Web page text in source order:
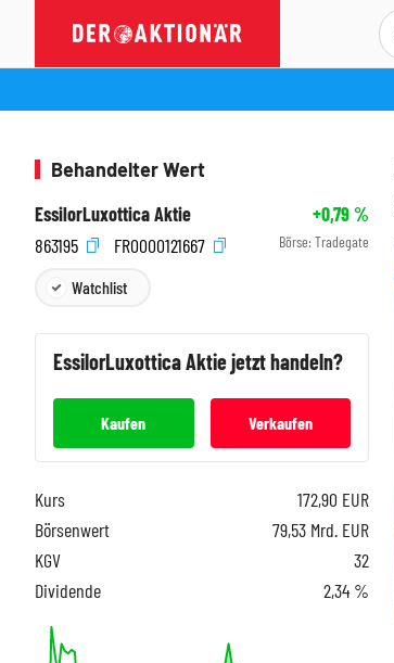
Behandelter Wert
EssilorLuxottica Aktie
+0,79%
863195
FR0000121667 Börse: Tradegate
Watchlist
EssilorLuxotticaAktie jetzt handeln?
Kaufen Verkaufen
Kurs 172,90 EUR
Börsenwert
79,53 Mrd. EUR
KGV
32
Dividende
2,34 %